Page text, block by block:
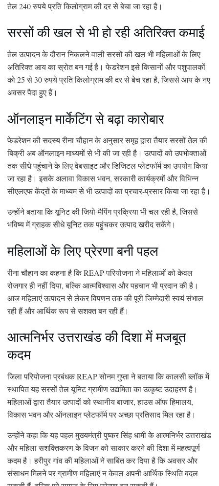
तेल 240 रुपये प्रति किलोग्राम की दर से बेचा जा रहा है।
सरसों की खल से भी हो रही अतिरिक्त कमाई
तेल उत्पादन के दौरान निकलने वाली सरसों की खल भी महिलाओं के लिए
अतिरिक्त आय का स्रोत बन गई है। फेडरेशन इसे किसानों और पशुपालकों
को 25 से 30 रुपये प्रति किलोग्राम की दर से बेच रहा है, जिससे आय के नए
अवसर पैदा हुए हैं।
ऑनलाइन मार्केटिंग से बढ़ा कारोबार
फेडरेशन की सदस्य रीना चौहान के अनुसार समूह द्वारा तैयार सरसों तेल की
बिक्री अब ऑनलाइन माध्यमों से भी की जा रही है। उत्पादों को उपभोक्ताओं
तक सीधे पहुंचाने के लिए वेबसाइट और डिजिटल प्लेटफॉर्म का उपयोग किया
जा रहा है। इसके अलावा विकास भवन, सरकारी कार्यक्रमों और विभिन्न
सीएलएफ केंद्रों के माध्यम से भी उत्पादों का प्रचार-प्रसार किया जा रहा है।
उन्होंने बताया कि यूनिट की जियो-मैपिंग प्रक्रिया भी चल रही है, जिससे
भविष्य में ग्राहक सीधे यूनिट तक पहुंचकर उत्पाद खरीद सकेंगे।
महिलाओं के लिए प्रेरणा बनी पहल
रीना चौहान का कहना है कि REAP परियोजना ने महिलाओं को केवल
रोजगार ही नहीं दिया, बल्कि आत्मविश्वास और पहचान भी प्रदान की है।
आज महिलाएं उत्पादन से लेकर विपणन तक की पूरी जिम्मेदारी स्वयं संभाल
रही हैं और आर्थिक रूप से सशक्त बन रही हैं।
आत्मनिर्भर उत्तराखंड की दिशा में मजबूत
कदम
जिला परियोजना प्रबंधक REAP सोनम गुप्ता ने बताया कि कालसी ब्लॉक में
स्थापित यह सरसों तेल यूनिट ग्रामीण उद्यमिता का उत्कृष्ट उदाहरण है।
महिलाओं द्वारा तैयार उत्पादों को स्थानीय बाजार, हाउस ऑफ हिमालय,
विकास भवन और ऑनलाइन प्लेटफॉर्म पर अच्छा प्रतिसाद मिल रहा है।
उन्होंने कहा कि यह पहल मुख्यमंत्री पुष्कर सिंह धामी के आत्मनिर्भर उत्तराखंड
और महिला सशक्तिकरण के विजन को साकार करने की दिशा में महत्वपूर्ण
कदम है। हरीपुर गांव की महिलाओं ने साबित कर दिया है कि अवसर और
संसाधन मिलने पर ग्रामीण महिलाएं न केवल अपनी आर्थिक स्थिति बदल